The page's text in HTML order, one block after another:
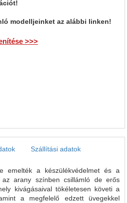
modelljeinket az alábbi linken!
>>>
Szállítási adatok
emelték a készülékvédelmet és a
az arany színben csillámló de erős
kivágásaival tökéletesen követi a
a megfelelő edzett üvegekkel